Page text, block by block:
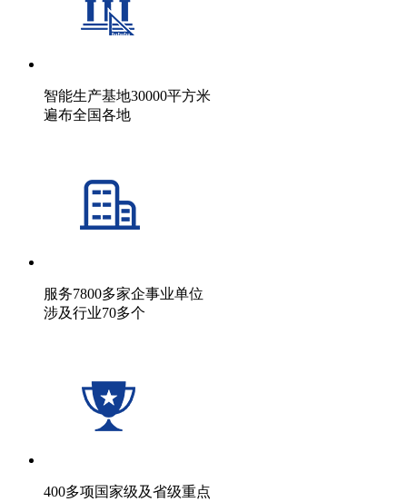
智能生产基地30000平方米
遍布全国各地
服务7800多家企事业单位
涉及行业70多个
400多项国家级及省级重点